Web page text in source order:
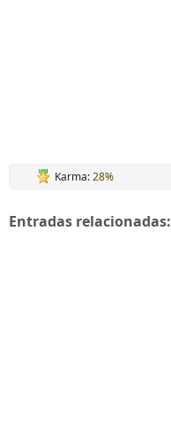
Karma:28%
Entradas relacionadas: